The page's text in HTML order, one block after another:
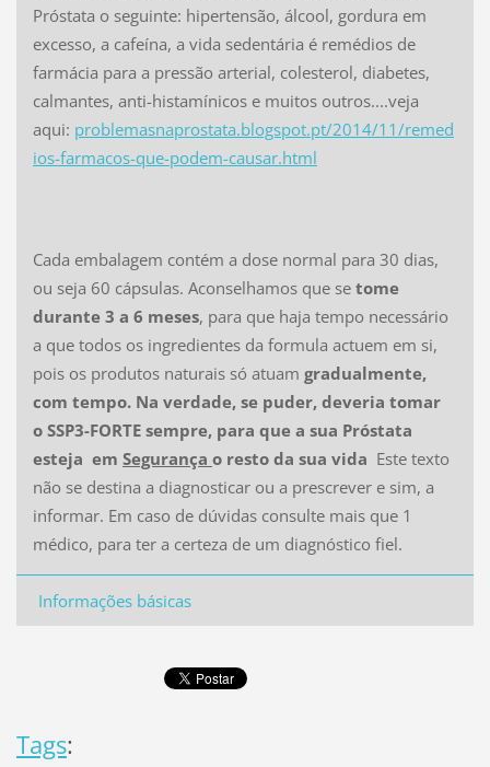
Próstata o seguinte: hipertensão, álcool, gordura em
excesso, a cafeína, a vida sedentária é remédios de
farmácia para a pressão arterial, colesterol, diabetes,
calmantes, anti-histamínicos e muitos outros....veja
aqui: problemasnaprostata.blogspot.pt/2014/11/remed
ios-farmacos-que-podem-causar.html
Cada embalagem contém a dose normal para 30 dias,
ou seja 60 cápsulas. Aconselhamos que se tome
durante 3 a 6 meses, para que haja tempo necessário
a que todos os ingredientes da formula actuem em si,
pois os produtos naturais só atuam gradualmente,
com tempo. Na verdade, se puder, deveria tomar
o SSP3-FORTE sempre, para que a sua Próstata
esteja em Segurança o resto da sua vida Este texto
não se destina a diagnosticar ou a prescrever e sim, a
informar. Em caso de dúvidas consulte mais que 1
médico, para ter a certeza de um diagnóstico fiel.
Informações básicas
Tags: